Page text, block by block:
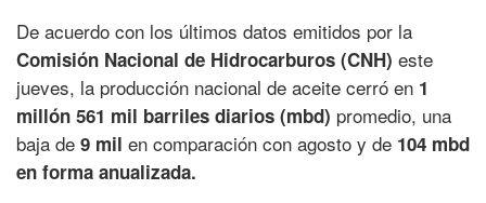
De acuerdo con los últimos datos emitidos por la
Comisión Nacional de Hidrocarburos (CNH) este
jueves, la producción nacional de aceite cerró en 1
millón 561 mil barriles diarios (mbd) promedio, una
baja de 9 mil en comparación con agosto y de 104 mbd
en forma anualizada.